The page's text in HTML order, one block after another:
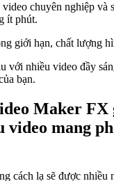
chuyên nghiệp và
ít phút.
giới hạn, chất lượng
với nhiều video đầy
bạn.
Maker FX
video mang
cách lạ sẽ được nhiều